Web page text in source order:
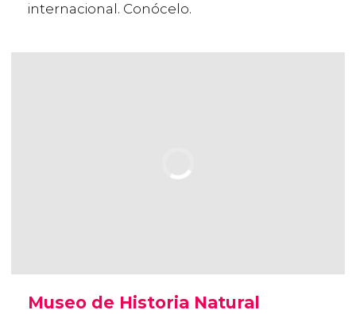
internacional. Conócelo.
Museo de Historia Natural